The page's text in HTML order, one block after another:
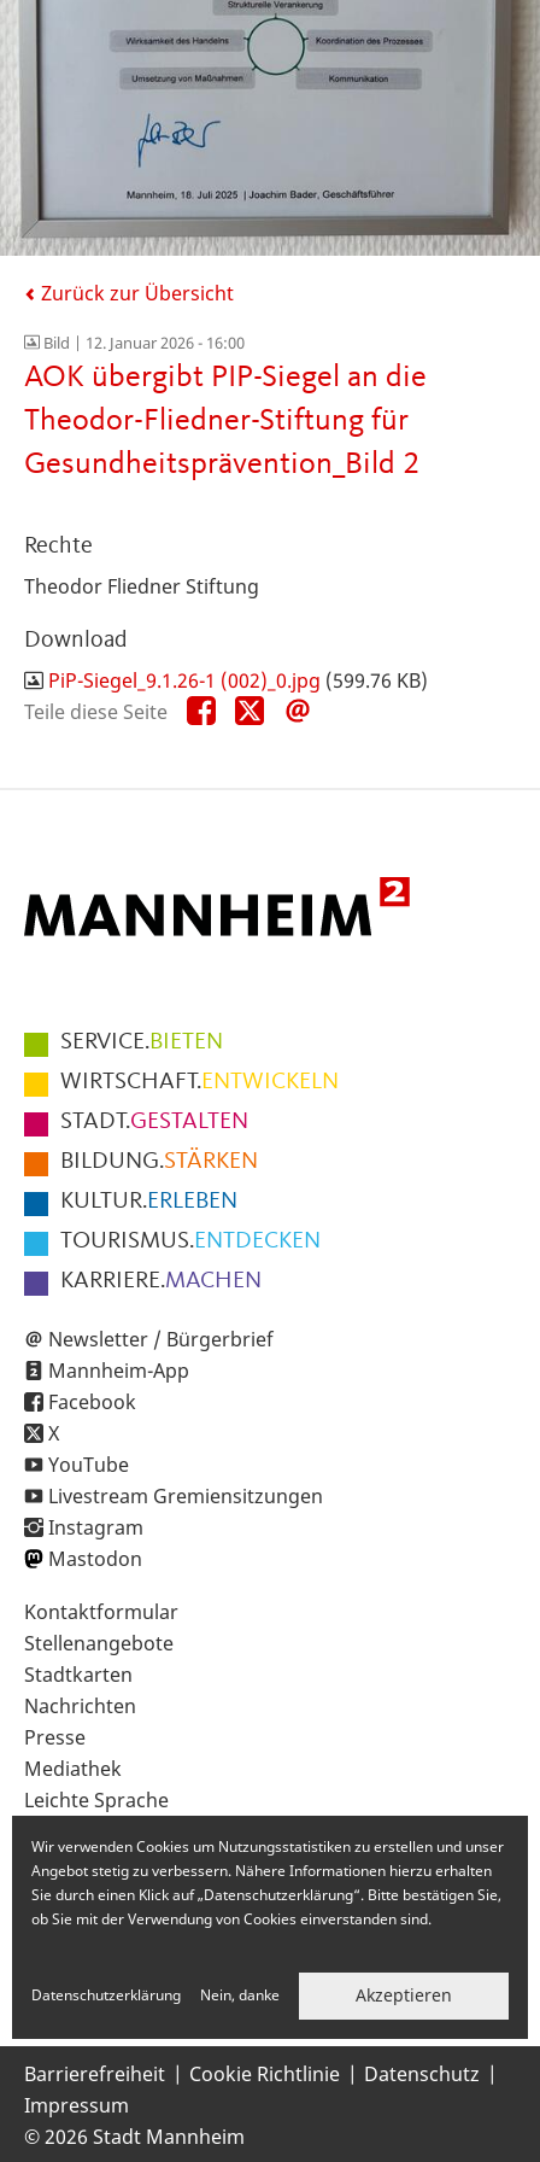
Zurück zur Übersicht
Bild | 12. Januar 2026 - 16:00
AOK übergibt PIP-Siegel an die
Theodor-Fliedner-Stiftung für
Gesundheitsprävention_Bild 2
Rechte
Theodor Fliedner Stiftung
Download
PiP-Siegel_9.1.26-1 (002)_0.jpg (599.76 KB)
Teile diese Seite
Teile
diese
Teile
diese
Hauptmenüpunkte
im
Fußbereich
der
Seite
SERVICE.BIETEN
WIRTSCHAFT.ENTWICKELN
STADT.GESTALTEN
BILDUNG.STÄRKEN
KULTUR.ERLEBEN
TOURISMUS.ENTDECKEN
KARRIERE.MACHEN
Newsletter / Bürgerbrief
Mannheim-App
Facebook
X
YouTube
Livestream Gremiensitzungen
Instagram
Mastodon
Sekundärnavigation
im
Fußbereich
Kontaktformular
Stellenangebote
Stadtkarten
Nachrichten
Presse
Mediathek
Leichte Sprache
Barrierefreiheit Cookie Richtlinie
Datenschutz
Impressum
© 2026 Stadt Mannheim
Wir verwenden Cookies um Nutzungsstatistiken zu erstellen und unser
Angebot stetig zu verbessern. Nähere Informationen hierzu erhalten
Sie durch einen Klick auf „Datenschutzerklärung“. Bitte bestätigen Sie,
ob Sie mit der Verwendung von Cookies einverstanden sind.
Datenschutzerklärung Nein, danke Akzeptieren